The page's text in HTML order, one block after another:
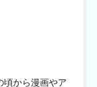
頃から漫画やア